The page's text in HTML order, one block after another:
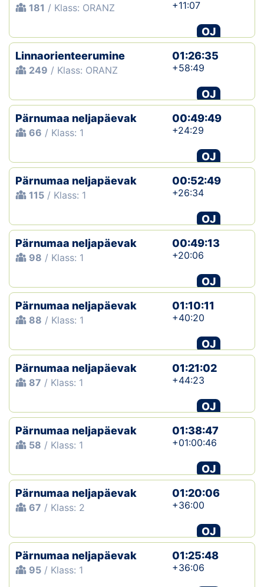
181 / Klass: ORANZ +11:07
OJ
Linnaorienteerumine
249 / Klass: ORANZ
01:26:35
+58:49
OJ
Pärnumaa neljapäevak
66 / Klass: 1
00:49:49
+24:29
OJ
Pärnumaa neljapäevak
115 / Klass: 1
00:52:49
+26:34
OJ
Pärnumaa neljapäevak
98 / Klass: 1
00:49:13
+20:06
OJ
Pärnumaa neljapäevak
88 / Klass: 1
01:10:11
+40:20
OJ
Pärnumaa neljapäevak
87 / Klass: 1
01:21:02
+44:23
OJ
Pärnumaa neljapäevak
58 / Klass: 1
01:38:47
+01:00:46
OJ
Pärnumaa neljapäevak
67 / Klass: 2
01:20:06
+36:00
OJ
Pärnumaa neljapäevak
95 / Klass: 1
01:25:48
+36:06